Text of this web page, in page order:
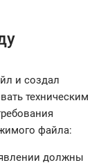
и создал
техническим
файла:
должны